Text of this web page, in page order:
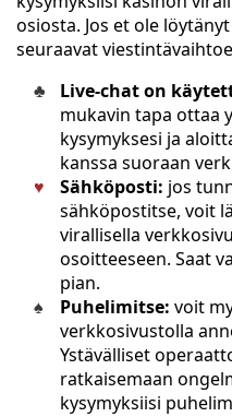
osiosta. Jos et ole
seuraavat
Live-chat on
mukavin tapa ottaa
kysymyksesi ja
kanssa suoraan
Sähköposti: jos
sähköpostitse, voit
virallisella
osoitteeseen. Saat
pian.
Puhelimitse: voit
verkkosivustolla
Ystävälliset
ratkaisemaan
kysymyksiisi